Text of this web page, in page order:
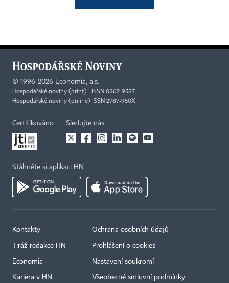
© 1996-2026 Economia, a.s.
Hospodářské noviny (print) ISSN 0862-9587
Hospodářské noviny (online) ISSN 2787-950X
Certifikováno Sledujte nás
Stáhněte si aplikaci HN
Kontakty
Tiráž redakce HN
Economia
Kariéra v HN
Ochrana osobních údajů
Prohlášení o cookies
Nastavení soukromí
Všeobecné smluvní podmínky